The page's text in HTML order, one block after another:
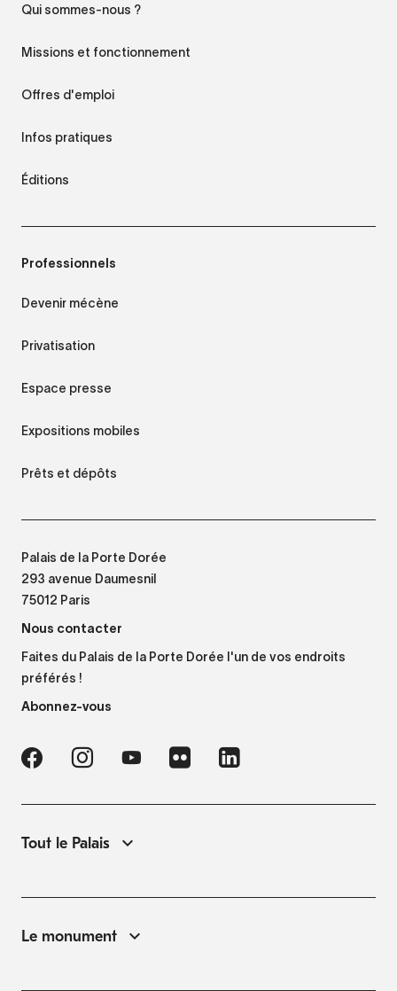
Qui sommes-nous ?
Missions et fonctionnement
Offres d'emploi
Infos pratiques
Éditions
Professionnels
Devenir mécène
Privatisation
Espace presse
Expositions mobiles
Prêts et dépôts
Palais de la Porte Dorée
293 avenue Daumesnil
75012 Paris
Nous contacter
Faites du Palais de la Porte Dorée l'un de vos endroits
préférés !
Abonnez-vous
Tout le Palais
Le monument